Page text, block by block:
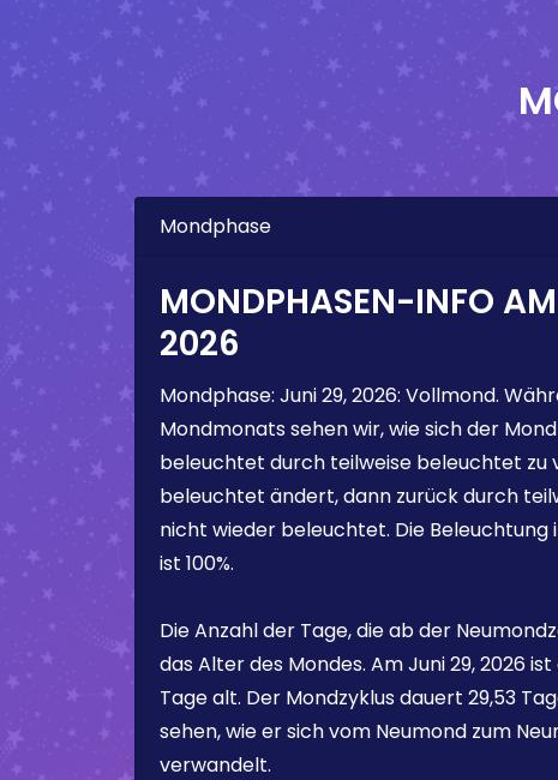
Mondphase
MONDPHASEN-INFO AM
2026
Mondphase: Juni 29, 2026: Vollmond.
Mondmonats sehen wir, wie sich der
beleuchtet durch teilweise beleuchtet zu
beleuchtet ändert, dann zurück durch
nicht wieder beleuchtet. Die Beleuchtung
ist 100%.
Die Anzahl der Tage, die ab der
das Alter des Mondes. AmJuni 29, 2026 ist
Tage alt. Der Mondzyklus dauert 29,53
sehen, wie er sich vom Neumond zum
verwandelt.